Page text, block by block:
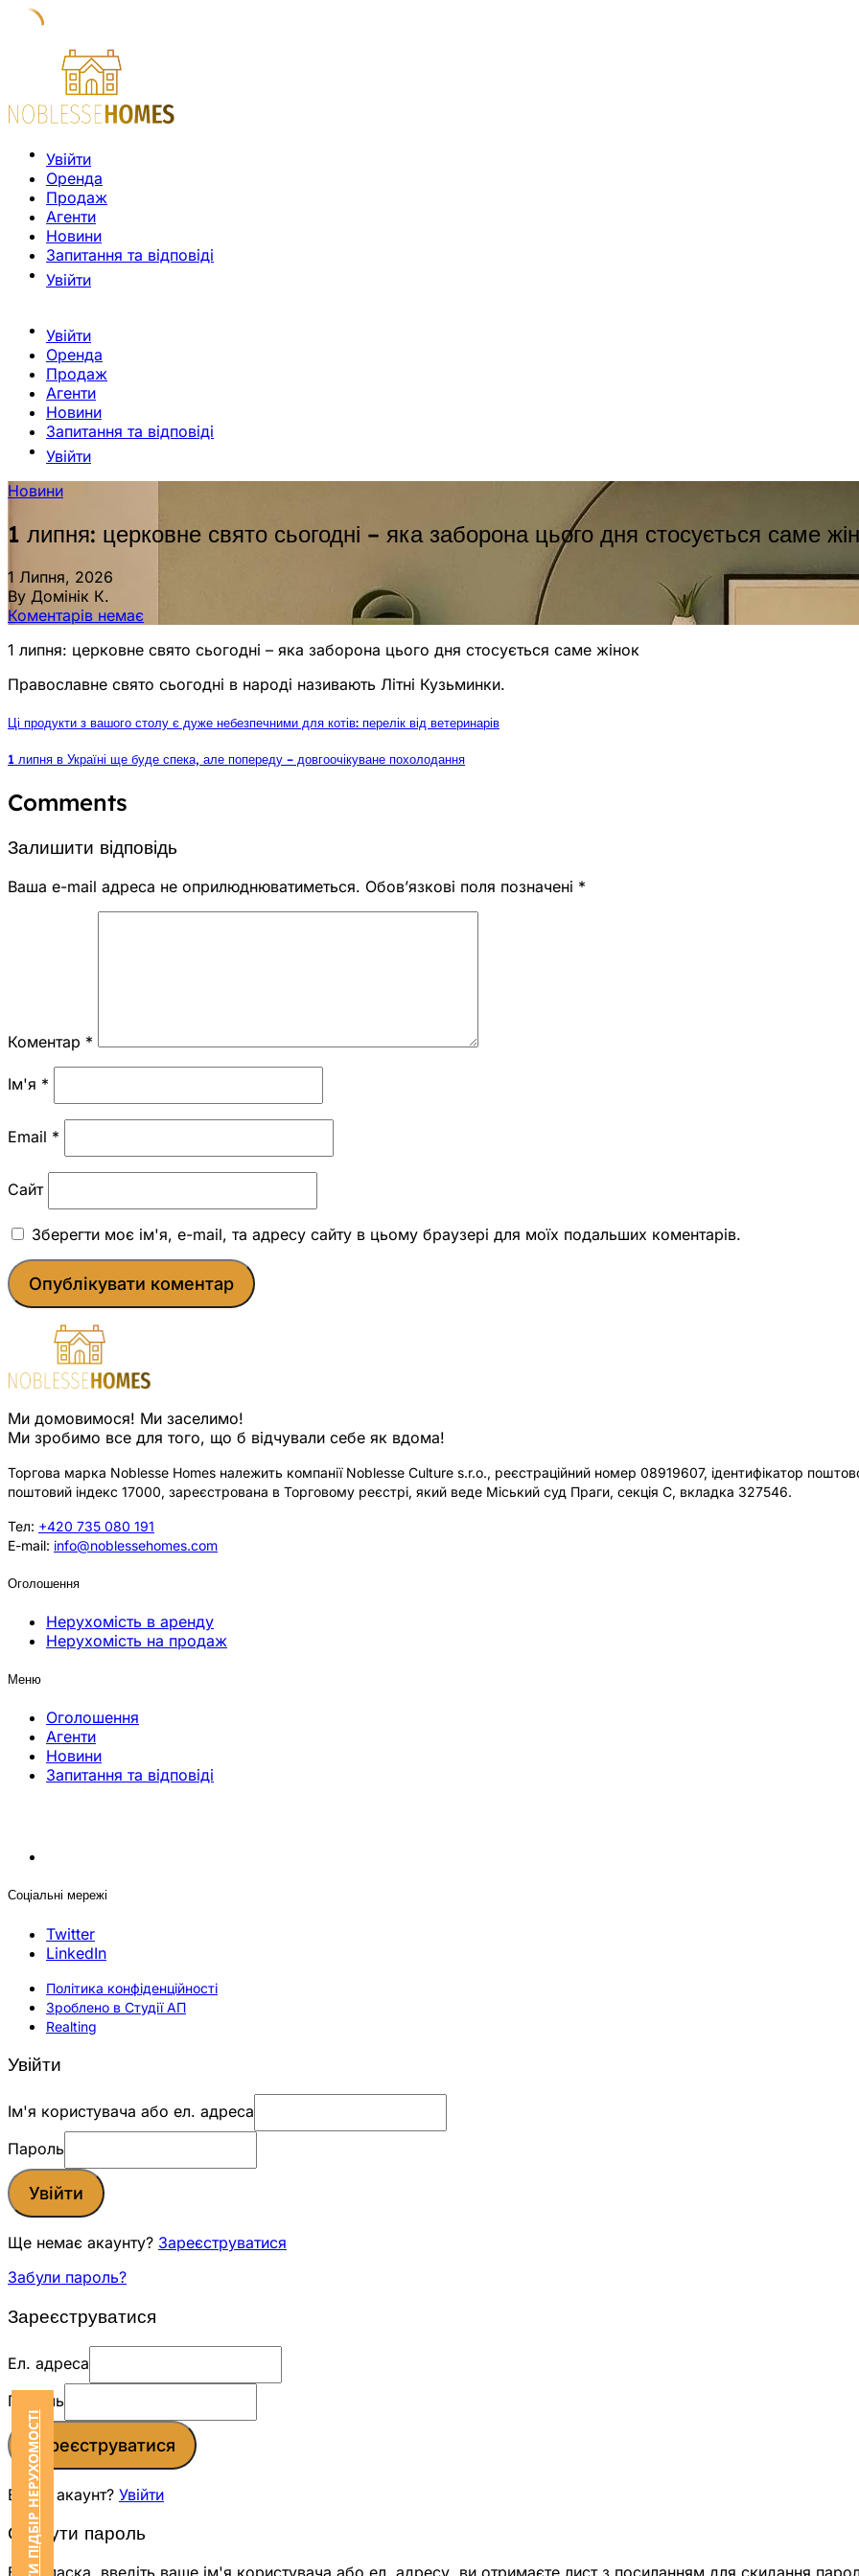
Увійти
Оренда
Продаж
Агенти
Новини
Запитання та відповіді
Увійти
Увійти
Оренда
Продаж
Агенти
Новини
Запитання та відповіді
Увійти
Новини
1 липня: церковне свято сьогодні – яка заборона цього дня стосується саме
1 Липня, 2026
By Домінік К.
Коментарів немає
1 липня: церковне свято сьогодні – яка заборона цього дня стосується саме жінок
Православне свято сьогодні в народі називають Літні Кузьминки.
Ці продукти з вашого столу є дуже небезпечними для котів: перелік від ветеринарів
1 липня в Україні ще буде спека, але попереду – довгоочікуване похолодання
Comments
Залишити відповідь
Ваша e-mail адреса не оприлюднюватиметься. Обов’язкові поля позначені *
Коментар *
Ім'я *
Email *
Сайт
Зберегти моє ім'я, e-mail, та адресу сайту в цьому браузері для моїх подальших коментарів.
Ми домовимося! Ми заселимо!
Ми зробимо все для того, що б відчували себе як вдома!
Торгова марка Noblesse Homes належить компанії Noblesse Culture s.r.o., реєстраційний номер 08919607, ідентифікатор
поштовий індекс 17000, зареєстрована в Торговому реєстрі, який веде Міський суд Праги, секція C, вкладка 327546.
Тел: +420 735 080 191
E-mail: info@noblessehomes.com
Оголошення
Нерухомість в аренду
Нерухомість на продаж
Меню
Оголошення
Агенти
Новини
Запитання та відповіді
Соціальні мережі
Twitter
LinkedIn
Політика конфіденційності
Зроблено в Студії АП
Realting
ЗАМОВИТИ ПІДБІР НЕРУХОМОСТІ
Увійти
Ім'я користувача або ел. адреса
Пароль
Увійти
Ще немає акаунту? Зареєструватися
Забули пароль?
Зареєструватися
Ел. адреса
Пароль
Зареєструватися
Вже є акаунт? Увійти
Скинути пароль
Будь ласка, введіть ваше ім'я користувача або ел. адресу, ви отримаєте лист з посиланням для скидання